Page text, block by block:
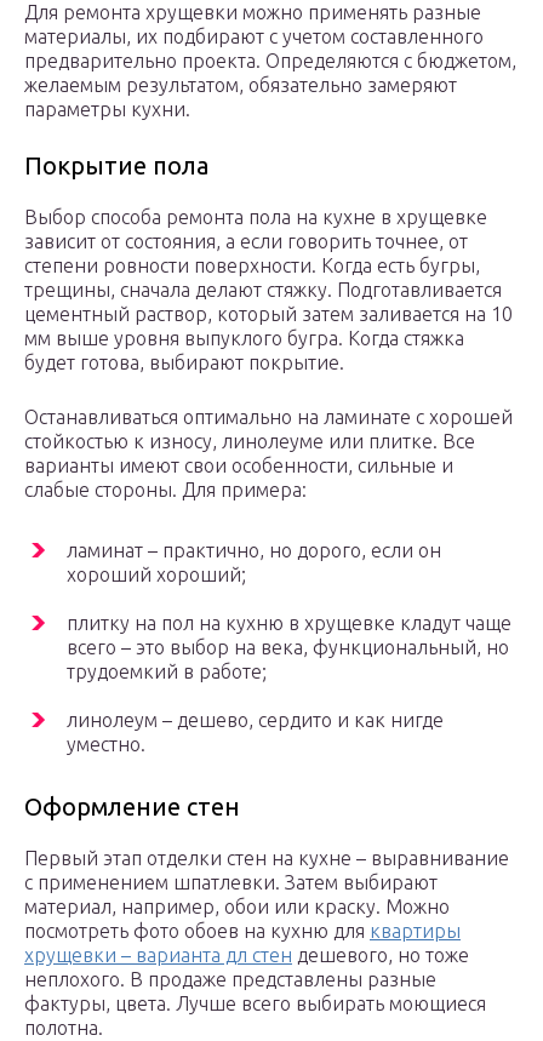
Для ремонта хрущевки можно применять разные
материалы, их подбирают с учетом составленного
предварительно проекта. Определяются с бюджетом,
желаемым результатом, обязательно замеряют
параметры кухни.
Покрытие пола
Выбор способа ремонта пола на кухне в хрущевке
зависит от состояния, а если говорить точнее, от
степени ровности поверхности. Когда есть бугры,
трещины, сначала делают стяжку. Подготавливается
цементный раствор, который затем заливается на 10
мм выше уровня выпуклого бугра. Когда стяжка
будет готова, выбирают покрытие.
Останавливаться оптимально на ламинате с хорошей
стойкостью к износу, линолеуме или плитке. Все
варианты имеют свои особенности, сильные и
слабые стороны. Для примера:
ламинат – практично, но дорого, если он
хороший хороший;
плитку на пол на кухню в хрущевке кладут чаще
всего – это выбор на века, функциональный, но
трудоемкий в работе;
линолеум – дешево, сердито и как нигде
уместно.
Оформление стен
Первый этап отделки стен на кухне – выравнивание
с применением шпатлевки. Затем выбирают
материал, например, обои или краску. Можно
посмотреть фото обоев на кухню для квартиры
хрущевки – варианта дл стен дешевого, но тоже
неплохого. В продаже представлены разные
фактуры, цвета. Лучше всего выбирать моющиеся
полотна.